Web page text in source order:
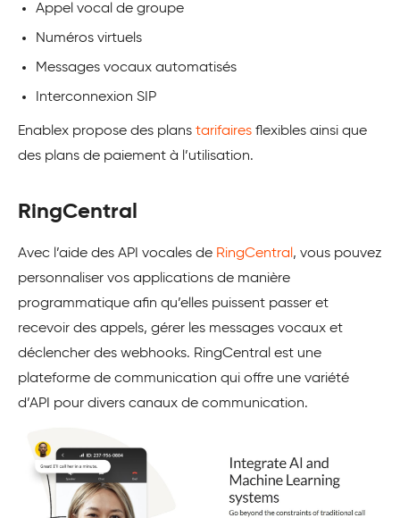
Appel vocal de groupe
Numéros virtuels
Messages vocaux automatisés
Interconnexion SIP
Enablex propose des plans tarifaires flexibles ainsi que
des plans de paiement à l’utilisation.
RingCentral
Avec l’aide des API vocales de RingCentral , vous pouvez
personnaliser vos applications de manière
programmatique afin qu’elles puissent passer et
recevoir des appels, gérer les messages vocaux et
déclencher des webhooks. RingCentral est une
plateforme de communication qui offre une variété
d’API pour divers canaux de communication.